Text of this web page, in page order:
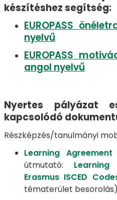
készítéshez segítség:
EUROPASS
nyelvű
EUROPASS
angol nyelvű
Nyertes pályázat
kapcsolódó
Részképzés/tanulmányi
Learning Agreement
útmutató:
Erasmus ISCED
tématerület besorolás)